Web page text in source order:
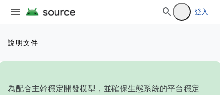
登入
說明文件
為配合主幹穩定開發模型，並確保生態系統的平台穩定